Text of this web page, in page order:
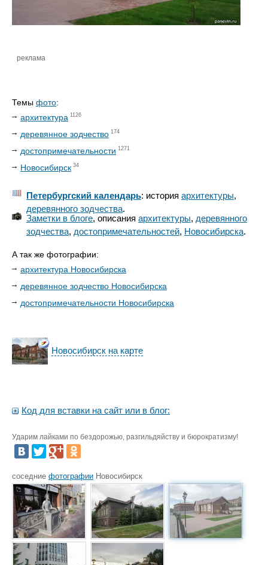
реклама
Темы фото:
архитектура 1126
деревянное зодчество 174
достопримечательности 1271
Новосибирск 34
Петербургский календарь: история архитектуры,
деревянного зодчества.
Заметки в блоге, описания архитектуры, деревянного
зодчества, достопримечательностей, Новосибирска.
А так же фотографии:
архитектура Новосибирска
деревянное зодчество Новосибирска
достопримечательности Новосибирска
Новосибирск на карте
Код для вставки на сайт или в блог:
Ударим лайками по бездорожью, разгильдяйству и бюрократизму!
соседние фотографии Новосибирск